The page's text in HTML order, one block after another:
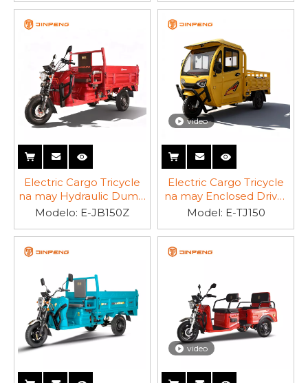
Electric Cargo Tricycle
na may Hydraulic Dump
E-JB150Z
Modelo: E-JB150Z
video
Electric Cargo Tricycle
na may Enclosed Driver
Cabin E-TJ150
Model: E-TJ150
video